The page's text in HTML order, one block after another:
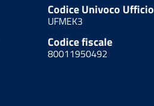
Codice Univoco Ufficio
UFMEK3
Codice fiscale
80011950492